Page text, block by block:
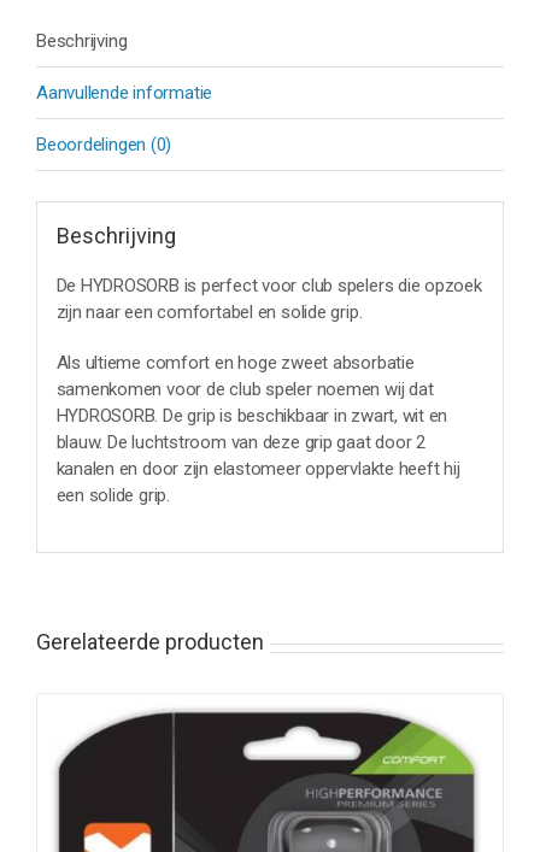
Beschrijving
Aanvullende informatie
Beoordelingen (0)
Beschrijving
De HYDROSORB is perfect voor club spelers die opzoek
zijn naar een comfortabel en solide grip.
Als ultieme comfort en hoge zweet absorbatie
samenkomen voor de club speler noemen wij dat
HYDROSORB. De grip is beschikbaar in zwart, wit en
blauw. De luchtstroom van deze grip gaat door 2
kanalen en door zijn elastomeer oppervlakte heeft hij
een solide grip.
Gerelateerde producten